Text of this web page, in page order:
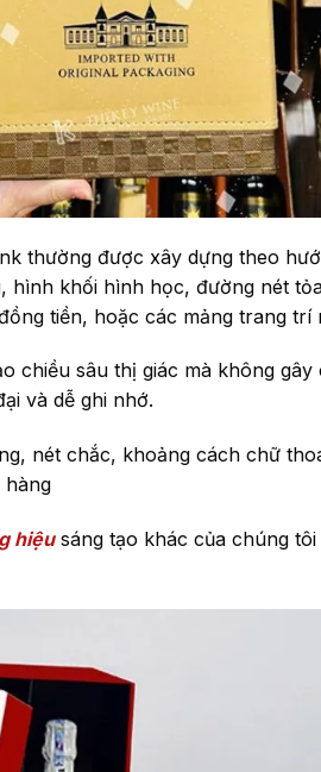
thường được xây dựng theo
khối hình học, đường nét
tiền, hoặc các mảng trang trí
sâu thị giác mà không gây
và dễ ghi nhớ.
nét chắc, khoảng cách chữ
hàng
hiệusáng tạo khác của chúng